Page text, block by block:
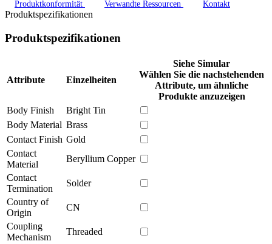
Produktkonformität
Verwandte Ressourcen Kontakt
Produktspezifikationen
Produktspezifikationen
Attribute Einzelheiten
Siehe Simular
Wählen Sie die nachstehenden
Attribute, um ähnliche
Produkte anzuzeigen
Body Finish
Bright Tin
Body Material Brass
Contact Finish Gold
Contact
Material
Beryllium Copper
Contact
Termination
Solder
Country of
Origin
CN
Coupling
Mechanism
Threaded